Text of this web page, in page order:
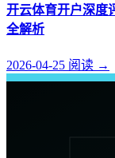
开云体育开户深度
全解析
2026-04-25 阅读 →